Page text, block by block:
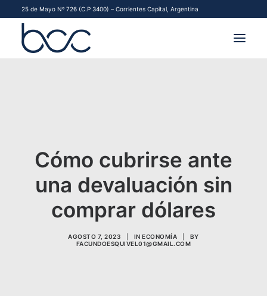
25 de Mayo Nº 726 (C.P 3400) – Corrientes Capital, Argentina
CONTACTO
Cómo cubrirse ante
una devaluación sin
comprar dólares
AGOSTO 7, 2023 INECONOMÍA
BY
FACUNDOESQUIVEL01@GMAIL.COM